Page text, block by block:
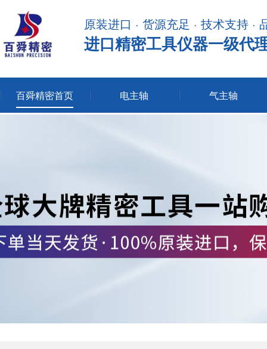
原装进口 · 货源充足 · 技术支持 ·
进口精密工具仪器一级代
百舜精密首页 电主轴 气主轴